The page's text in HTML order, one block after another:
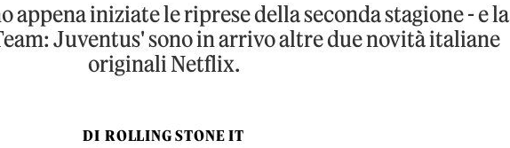
appena iniziate le riprese della seconda stagione - e la
Juventus' sono in arrivo altre due novità italiane
originali Netflix.
DI ROLLING STONE IT